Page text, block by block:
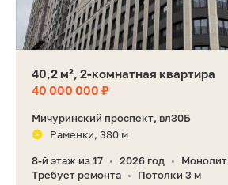
40,2 м², 2-комнатная квартира
40 000 000 ₽
Мичуринский проспект, вл30Б
Раменки, 380 м
8-й этаж из 17 • 2026 год • Монолит
Требует ремонта •
Потолки 3 м